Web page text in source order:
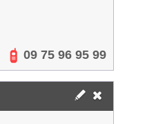
09 75 96 95 99